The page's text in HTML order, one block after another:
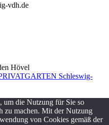
vdh.de
Hövel
Schleswig-
um die Nutzung für Sie so
zu machen. Mit der Nutzung
von Cookies gemäß der